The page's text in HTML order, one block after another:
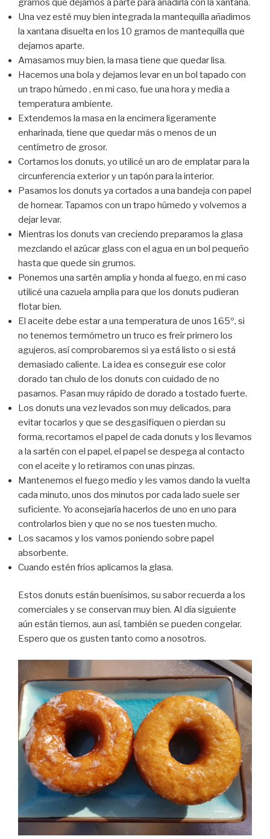
gramos que dejamos a parte para añadirla con la xantana.
Una vez esté muy bien integrada la mantequilla añadimos
la xantana disuelta en los 10 gramos de mantequilla que
dejamos aparte.
Amasamos muy bien, la masa tiene que quedar lisa.
Hacemos una bola y dejamos levar en un bol tapado con
un trapo húmedo , en mi caso, fue una hora y media a
temperatura ambiente.
Extendemos la masa en la encimera ligeramente
enharinada, tiene que quedar más o menos de un
centímetro de grosor.
Cortamos los donuts, yo utilicé un aro de emplatar para la
circunferencia exterior y un tapón para la interior.
Pasamos los donuts ya cortados a una bandeja con papel
de hornear. Tapamos con un trapo húmedo y volvemos a
dejar levar.
Mientras los donuts van creciendo preparamos la glasa
mezclando el azúcar glass con el agua en un bol pequeño
hasta que quede sin grumos.
Ponemos una sartén amplia y honda al fuego, en mi caso
utilicé una cazuela amplia para que los donuts pudieran
flotar bien.
El aceite debe estar a una temperatura de unos 165º, si
no tenemos termómetro un truco es freír primero los
agujeros, así comprobaremos si ya está listo o si está
demasiado caliente. La idea es conseguir ese color
dorado tan chulo de los donuts con cuidado de no
pasarnos. Pasan muy rápido de dorado a tostado fuerte.
Los donuts una vez levados son muy delicados, para
evitar tocarlos y que se desgasifiquen o pierdan su
forma, recortamos el papel de cada donuts y los llevamos
a la sartén con el papel, el papel se despega al contacto
con el aceite y lo retiramos con unas pinzas.
Mantenemos el fuego medio y les vamos dando la vuelta
cada minuto, unos dos minutos por cada lado suele ser
suficiente. Yo aconsejaría hacerlos de uno en uno para
controlarlos bien y que no se nos tuesten mucho.
Los sacamos y los vamos poniendo sobre papel
absorbente.
Cuando estén fríos aplicamos la glasa.
Estos donuts están buenísimos, su sabor recuerda a los
comerciales y se conservan muy bien. Al día siguiente
aún están tiernos, aun así, también se pueden congelar.
Espero que os gusten tanto como a nosotros.